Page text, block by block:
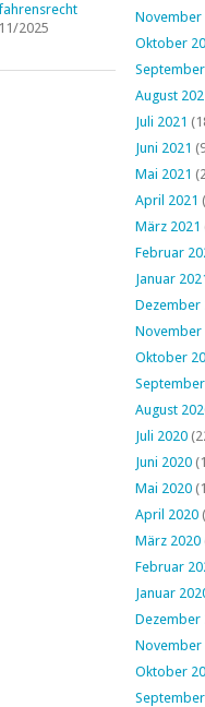
2025
November
Oktober
August
Juli 2021
Juni 2021
Mai 2021
April 2021
März 2021
Februar
Januar
Dezember
November
Oktober
August
Juli 2020
Juni 2020
Mai 2020
April 2020
März 2020
Februar
Januar
Dezember
November
Oktober